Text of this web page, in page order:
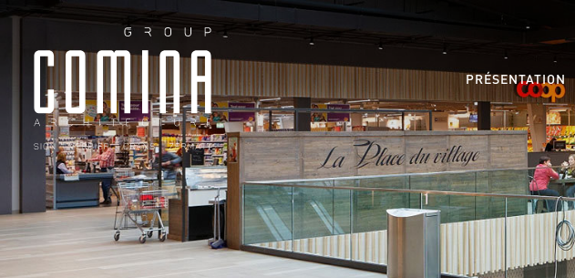
PRÉSENTATION